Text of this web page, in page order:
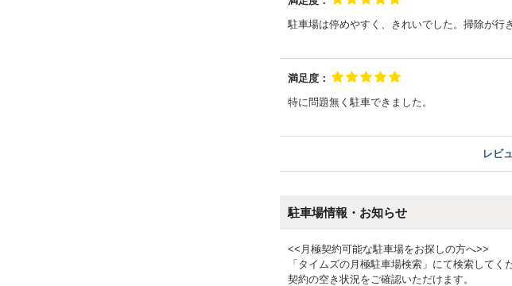
駐車場は停めやすく、きれいでした。掃除が行
満足度：
特に問題無く駐車できました。
レビ
駐車場情報・お知らせ
<<月極契約可能な駐車場をお探しの方へ>>
「タイムズの月極駐車場検索」にて検索してく
契約の空き状況をご確認いただけます。